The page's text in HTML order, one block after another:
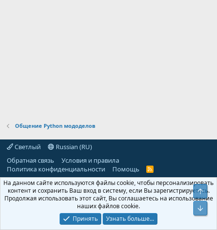
Общение Python мододелов
Светлый
Russian (RU)
Обратная связь
Условия и правила
Политика конфиденциальности
Помощь
R
S
На данном сайте используются файлы cookie, чтобы персонализировать
контент и сохранить Ваш вход в систему, если Вы зарегистрируетесь.
Продолжая использовать этот сайт, Вы соглашаетесь на использование
наших файлов cookie.
Принять
Узнать больше...